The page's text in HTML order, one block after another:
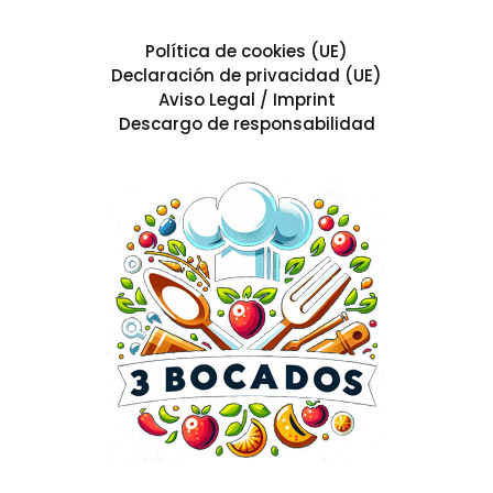
Política de cookies (UE)
Declaración de privacidad (UE)
Aviso Legal / Imprint
Descargo de responsabilidad